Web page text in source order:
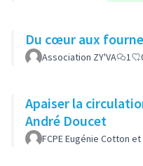
Du cœur aux
Association ZY'VA 1
Apaiser la
André Doucet
FCPE Eugénie Cotton